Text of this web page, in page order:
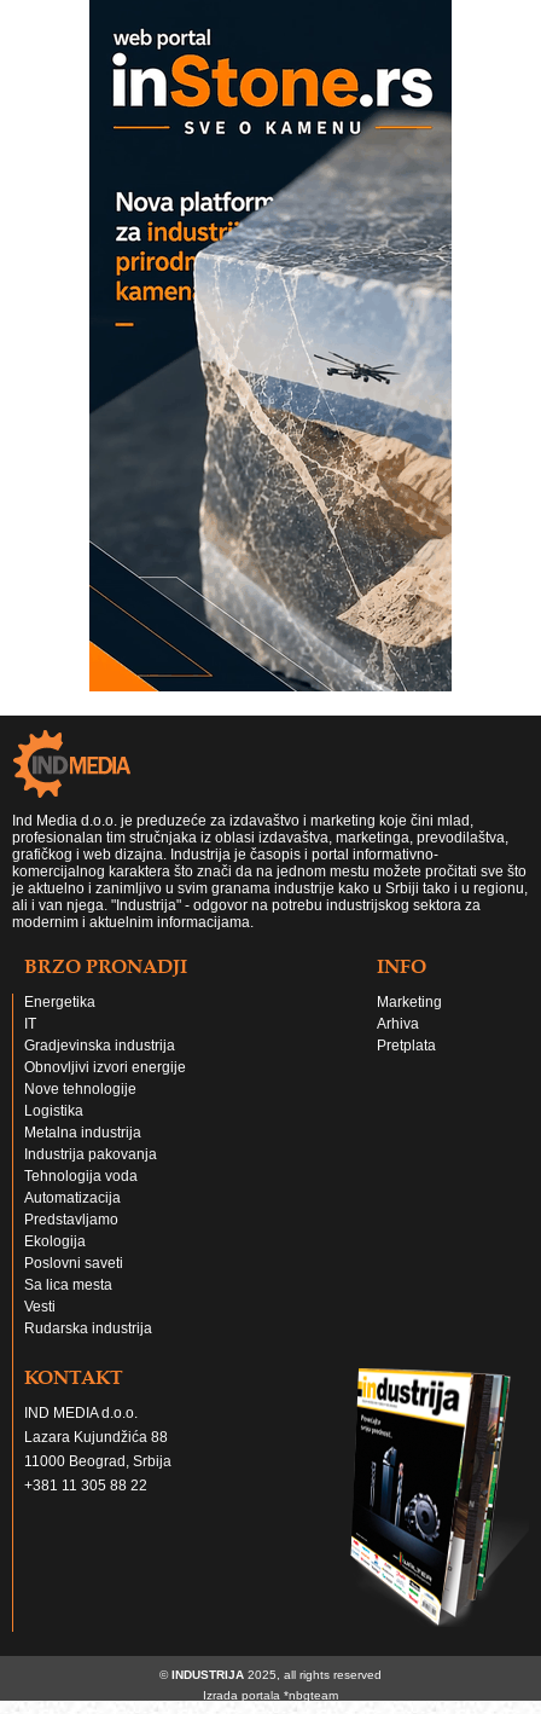
OBO sistemi mrežastih nosača kablova
Proizvodnja iC7 Hybrid 1500 VDC
mrežnog pretvarača sa tečnim
hlađenjem
Ind Media d.o.o. je preduzeće za izdavaštvo i marketing koje čini mlad,
profesionalan tim stručnjaka iz oblasi izdavaštva, marketinga, prevodilaštva,
grafičkog i web dizajna. Industrija je časopis i portal informativno-
komercijalnog karaktera što znači da na jednom mestu možete pročitati sve što
je aktuelno i zanimljivo u svim granama industrije kako u Srbiji tako i u regionu,
ali i van njega. "Industrija" - odgovor na potrebu industrijskog sektora za
modernim i aktuelnim informacijama.
BRZO PRONADJI
Energetika
IT
Gradjevinska industrija
Obnovljivi izvori energije
Nove tehnologije
Logistika
Metalna industrija
Industrija pakovanja
Tehnologija voda
Automatizacija
Predstavljamo
Ekologija
Poslovni saveti
Sa lica mesta
Vesti
Rudarska industrija
INFO
Marketing
Arhiva
Pretplata
KONTAKT
IND MEDIA d.o.o.
Lazara Kujundžića 88
11000 Beograd, Srbija
+381 11 305 88 22
©INDUSTRIJA 2025, all rights reserved
Izrada portala *nbgteam